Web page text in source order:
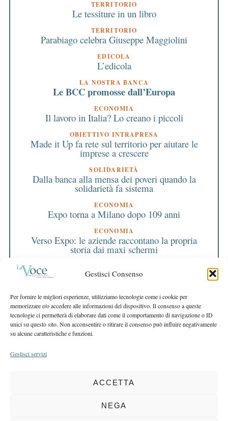
Gestisci Consenso
Per fornire le migliori esperienze, utilizziamo tecnologie come i cookie per
memorizzare e/o accedere alle informazioni del dispositivo. Il consenso a queste
tecnologie ci permetterà di elaborare dati come il comportamento di navigazione o ID
unici su questo sito. Non acconsentire o ritirare il consenso può influire negativamente
su alcune caratteristiche e funzioni.
Gestisci servizi
ACCETTA
NEGA
TERRITORIO
Le tessiture in un libro
TERRITORIO
Parabiago celebra Giuseppe Maggiolini
EDICOLA
L’edicola
LA NOSTRA BANCA
Le BCC promosse dall’Europa
ECONOMIA
Il lavoro in Italia? Lo creano i piccoli
OBIETTIVO INTRAPRESA
Made it Up fa rete sul territorio per aiutare le
imprese a crescere
SOLIDARIETÀ
Dalla banca alla mensa dei poveri quando la
solidarietà fa sistema
ECONOMIA
Expo torna a Milano dopo 109 anni
ECONOMIA
Verso Expo: le aziende raccontano la propria
storia dai maxi schermi
La ripresa parte dal mutuo My Home
Auguri per un’economia della fiducia
EDITORIALE PRESIDENTE
Con spirito costruttivo verso il futuro
COPYRIGHT 2025 LA VOCE |PRIVACY
BCC DI BUSTO GAROLFO E BUGUGGIATE